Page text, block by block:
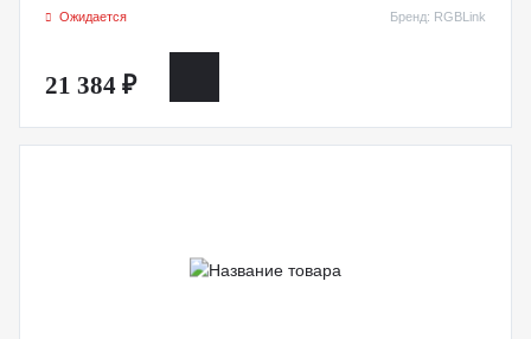
Ожидается Бренд: RGBLink
21 384 ₽